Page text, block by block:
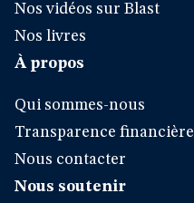
Nos vidéos sur Blast
Nos livres
À propos
Qui sommes-nous
Transparence financière
Nous contacter
Nous soutenir